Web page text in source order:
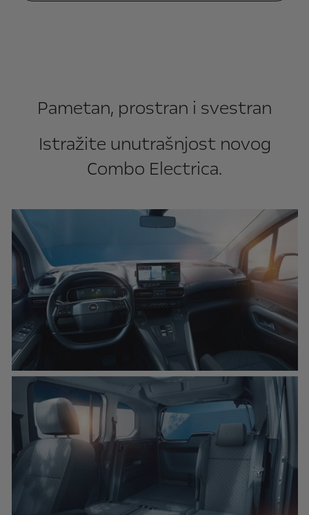
Pametan, prostran i svestran
Istražite unutrašnjost novog
Combo Electrica.